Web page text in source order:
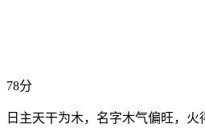
78分
日主天干为木，名字木气偏旺，